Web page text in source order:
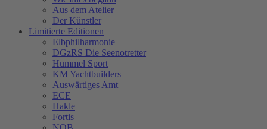
Aus dem Atelier
Der Künstler
Limitierte Editionen
Elbphilharmonie
DGzRS Die Seenotretter
Hummel Sport
KM Yachtbuilders
Auswärtiges Amt
ECE
Hakle
Fortis